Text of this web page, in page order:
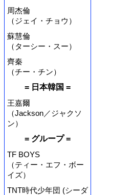
周杰倫
（ジェイ・チョウ）
蘇慧倫
（ターシー・スー）
齊秦
（チー・チン）
= 日本韓国 =
王嘉爾
（Jackson／ジャクソ
ン）
= グループ =
TF BOYS
（ティー・エフ・ボー
イズ）
TNT時代少年団 (シーダ